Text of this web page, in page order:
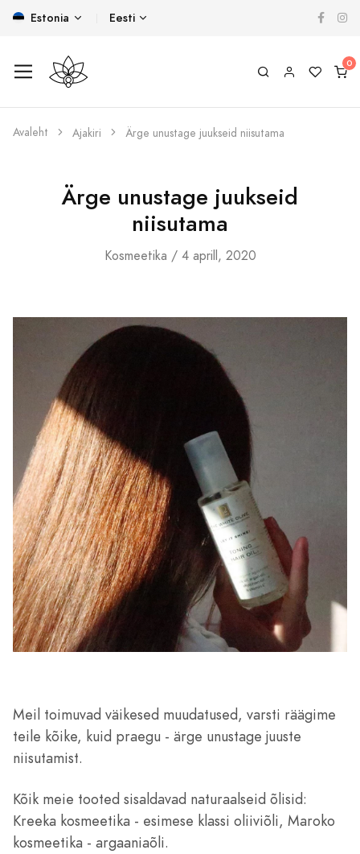
Estonia Eesti
Avaleht Ajakiri Ärge unustage juukseid niisutama
Ärge unustage juukseid
niisutama
Kosmeetika / 4 aprill, 2020
Meil toimuvad väikesed muudatused, varsti räägime
teile kõike, kuid praegu - ärge unustage juuste
niisutamist.
Kõik meie tooted sisaldavad naturaalseid õlisid:
Kreeka kosmeetika - esimese klassi oliiviõli, Maroko
kosmeetika - argaaniaõli.